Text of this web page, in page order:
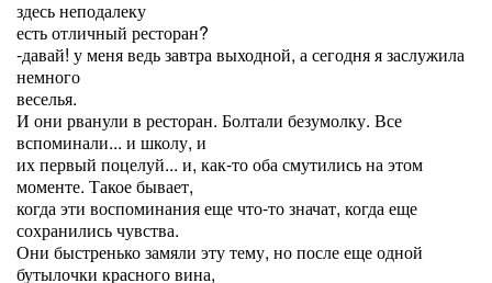
здесь неподалеку
есть отличный ресторан?
-давай! у меня ведь завтра выходной, а сегодня я заслужила
немного
веселья.
И они рванули в ресторан. Болтали безумолку. Все
вспоминали... и школу, и
их первый поцелуй... и, как-то оба смутились на этом
моменте. Такое бывает,
когда эти воспоминания еще что-то значат, когда еще
сохранились чувства.
Они быстренько замяли эту тему, но после еще одной
бутылочки красного вина,